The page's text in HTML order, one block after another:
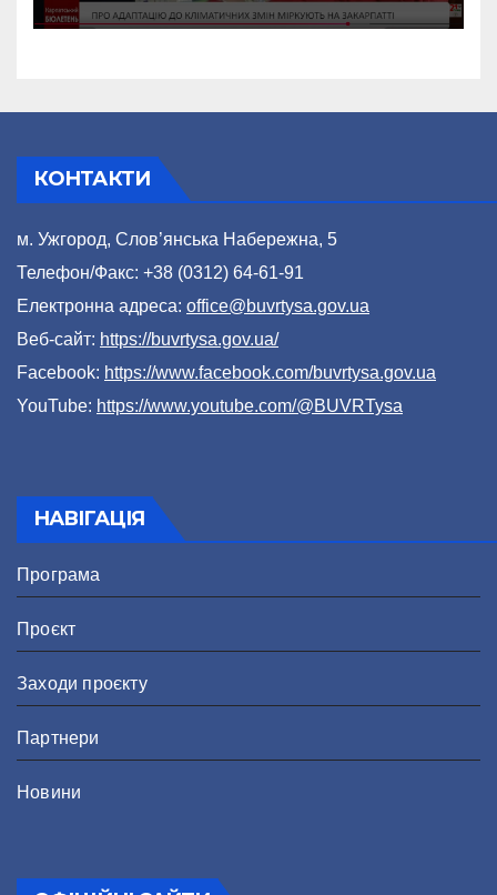
(відео)
КОНТАКТИ
м. Ужгород, Слов’янська Набережна, 5
Телефон/Факс: +38 (0312) 64-61-91
Електронна адреса: office@buvrtysa.gov.ua
Веб-сайт: https://buvrtysa.gov.ua/
Facebook: https://www.facebook.com/buvrtysa.gov.ua
YouTube: https://www.youtube.com/@BUVRTysa
НАВІГАЦІЯ
Програма
Проєкт
Заходи проєкту
Партнери
Новини